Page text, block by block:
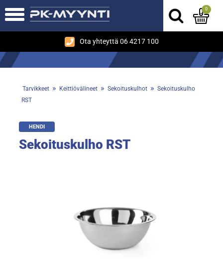
Ota yhteyttä 06 4217 100
0
Tarvikkeet » Keittiövälineet » Sekoituskulhot » Sekoituskulho
RST
HENDI
Sekoituskulho RST